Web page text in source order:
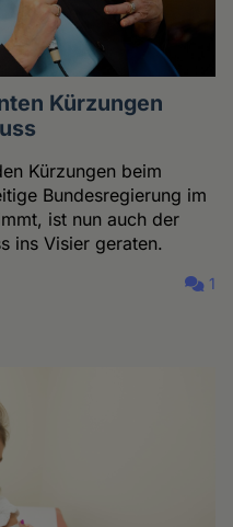
Kürzungen
Kürzungen beim
Bundesregierung im
ist nun auch der
ins Visier geraten.
1